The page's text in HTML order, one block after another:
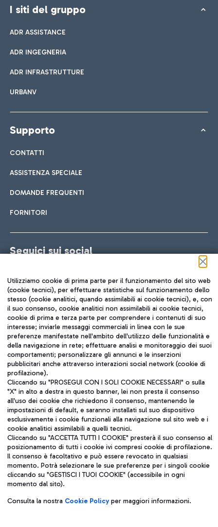
I siti del gruppo
ADR ASSISTANCE
ADR INGEGNERIA
ADR INFRASTRUTTURE
URBANV
Supporto
CONTATTI
ASSISTENZA SPECIALE
DOMANDE FREQUENTI
FORNITORI
Seguici sui social
TRAVEL JOURNAL
ITA
Aeroporti di Roma S.p.A. - Società soggetta a direzione e
coordinamento di Mundys S.p.A.
Codice fiscale e Registro delle Imprese di Roma 13032990155 P.
IVA 06572251004
Capitale sociale 62.224.743,00 int. vers.
Sede legale: Via Pier Paolo Racchetti 1 - 00054 Fiumicino (RM)
telefono +39 06 65951
Privacy policy
Note legali
Mappa sito
Accessibilità
Roma FCO
Utilizziamo cookie di prima parte per il funzionamento del sito web
(cookie tecnici), per effettuare statistiche sul funzionamento dello
stesso (cookie analitici, quando assimilabili ai cookie tecnici), e, con
il suo consenso, cookie analitici non assimilabili ai cookie tecnici,
cookie di prima e terza parte per comprendere i contenuti di suo
interesse; inviarle messaggi commerciali in linea con le sue
preferenze manifestate nell'ambito dell'utilizzo delle funzionalità e
della navigazione in rete; effettuare analisi e monitoraggio dei suoi
comportamenti; personalizzare gli annunci e le inserzioni
pubblicitari anche attraverso interazioni social network (cookie di
profilazione).
Cliccando su "PROSEGUI CON I SOLI COOKIE NECESSARI" o sulla
"X" in alto a destra in questo banner, lei non presta il consenso
all'uso dei cookie che richiedono il consenso, mantenendo le
impostazioni di default, e saranno installati sul suo dispositivo
esclusivamente i cookie funzionali alla navigazione sul sito web e i
cookie analitici assimilabili a quelli tecnici.
Cliccando su "ACCETTA TUTTI I COOKIE" presterà il suo consenso al
posizionamento di tutti i cookie ivi compresi cookie di profilazione.
Il consenso è facoltativo e può essere revocato in qualsiasi
momento. Potrà selezionare le sue preferenze per i singoli cookie
cliccando su "GESTISCI I TUOI COOKIE" (accessibile in ogni
momento dal sito).
Consulta la nostra Cookie Policyper maggiori informazioni.